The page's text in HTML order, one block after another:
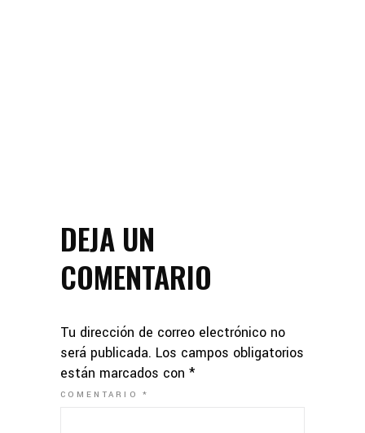
DEJA UN
COMENTARIO
Tu dirección de correo electrónico no
será publicada. Los campos obligatorios
están marcados con *
COMENTARIO*